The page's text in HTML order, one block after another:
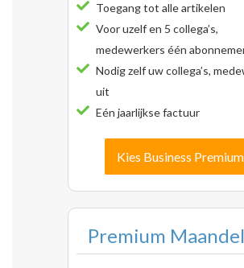
Toegang tot alle artikelen
Voor uzelf en 5 collega’s,
medewerkers één
Nodig zelf uw collega’s,
uit
Eén jaarlijkse factuur
Kies Business Premium
Premium